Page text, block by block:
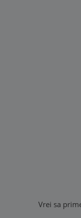
Vrei sa